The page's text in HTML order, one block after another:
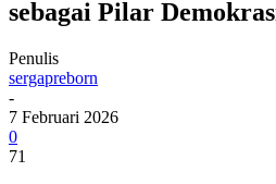
sebagai Pilar
Penulis
sergapreborn
-
7 Februari 2026
0
71